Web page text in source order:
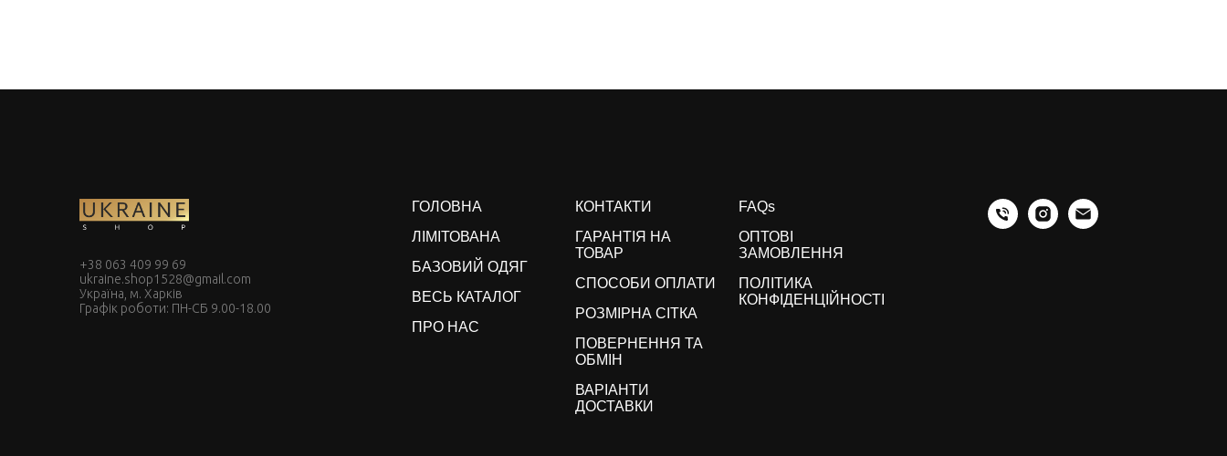
+38 063 409 99 69
ukraine.shop1528@gmail.com
Україна, м. Харків
Графік роботи: ПН-СБ 9.00-18.00
ГОЛОВНА
ЛІМІТОВАНА
БАЗОВИЙ ОДЯГ
ВЕСЬ КАТАЛОГ
ПРО НАС
КОНТАКТИ
ГАРАНТІЯ НА
ТОВАР
СПОСОБИ ОПЛАТИ
РОЗМІРНА СІТКА
ПОВЕРНЕННЯ ТА
ОБМІН
ВАРІАНТИ
ДОСТАВКИ
FAQs
ОПТОВІ
ЗАМОВЛЕННЯ
ПОЛІТИКА
КОНФІДЕНЦІЙНОСТІ